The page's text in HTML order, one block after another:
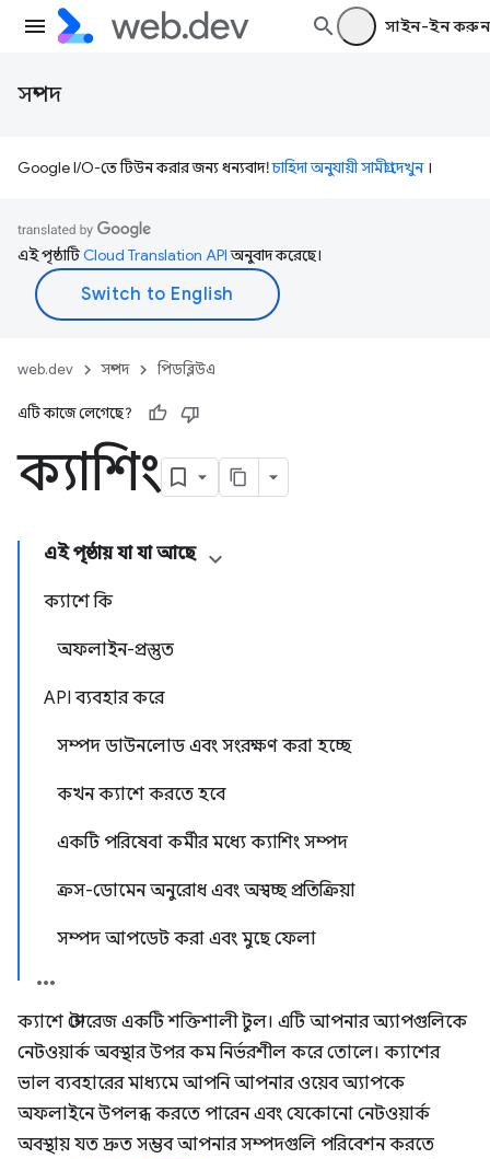
সাইন-ইন করুন
সম্পদ
Google I/O-তে টিউন করার জন্য ধন্যবাদ!চাহিদা অনুযায়ী সামগ্রী দেখুন।
এই পৃষ্ঠাটিCloud Translation APIঅনুবাদ করেছে।
web.dev সম্পদ পিডব্লিউএ
এটি কাজে লেগেছে?
ক্যাশিং
এই পৃষ্ঠায় যা যা আছে
ক্যাশে কি
অফলাইন-প্রস্তুত
API ব্যবহার করে
সম্পদ ডাউনলোড এবং সংরক্ষণ করা হচ্ছে
কখন ক্যাশে করতে হবে
একটি পরিষেবা কর্মীর মধ্যে ক্যাশিং সম্পদ
ক্রস-ডোমেন অনুরোধ এবং অস্বচ্ছ প্রতিক্রিয়া
সম্পদ আপডেট করা এবং মুছে ফেলা
ক্যাশে স্টোরেজ একটি শক্তিশালী টুল। এটি আপনার অ্যাপগুলিকে
নেটওয়ার্ক অবস্থার উপর কম নির্ভরশীল করে তোলে। ক্যাশের
ভাল ব্যবহারের মাধ্যমে আপনি আপনার ওয়েব অ্যাপকে
অফলাইনে উপলব্ধ করতে পারেন এবং যেকোনো নেটওয়ার্ক
অবস্থায় যত দ্রুত সম্ভব আপনার সম্পদগুলি পরিবেশন করতে